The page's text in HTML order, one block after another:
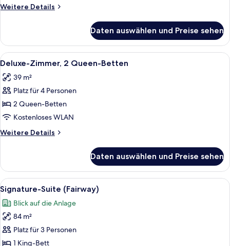
Balcony)
Weitere Details
Weitere
Zimmer,
2 Queen-
Betten
Balcony)
Daten auswählen und Preise sehen
Alle
Fotos
für
Deluxe-
Zimmer,
2 Queen-
Betten
anzeigen
Ein Hotelzimmer mit zwei Betten,
8
Deluxe-Zimmer, 2 Queen-Betten
39 m²
Platz für 4 Personen
2 Queen-Betten
Kostenloses WLAN
Weitere Details
Weitere
Zimmer,
2 Queen-
Betten
Daten auswählen und Preise sehen
Alle
Fotos
für
Signature-
Suite
(Fairway)
Ein modernes Hotelzimmer mit
6
Signature-Suite (Fairway)
Blick auf die Anlage
84 m²
Platz für 3 Personen
1 King-Bett